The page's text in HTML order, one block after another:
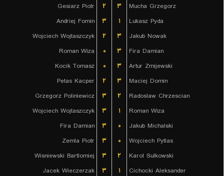
Gesiarz Piotr
۲ ۳
Mucha Grzegorz
Andriej Fomin
۳ ۱
Lukasz Pyda
Wojciech Wojtaszczyk
۲ ۳
Jakub Nowak
Roman Wiza
۰ ۳
Fira Damian
Kocik Tomasz
۰ ۳
Artur Zmijewski
Petas Kacper
۲ ۳
Maciej Domin
Grzegorz Poliniewicz
۳ ۲
Radoslaw Chrzescian
Wojciech Wojtaszczyk
۳ ۱
Roman Wiza
Fira Damian
۳ ۰
Jakub Michalski
Zemla Piotr
۳ ۰
Wojciech Pytlas
Wisniewski Bartlomiej
۳ ۲
Karol Sulkowski
Jacek Wieczerzak
۳ ۱
Cichocki Aleksander